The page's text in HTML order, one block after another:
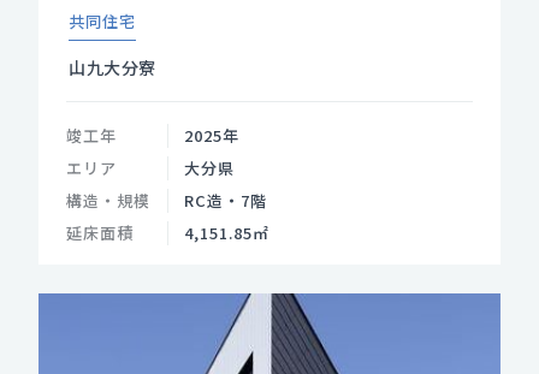
共同住宅
山九大分寮
竣工年
2025年
エリア
大分県
構造・規模
RC造・7階
延床面積
4,151.85㎡